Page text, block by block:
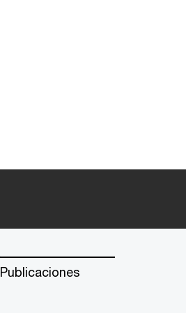
Publicaciones